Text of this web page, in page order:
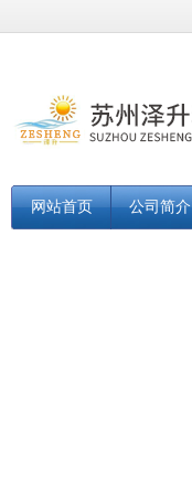
网站首页 公司简介